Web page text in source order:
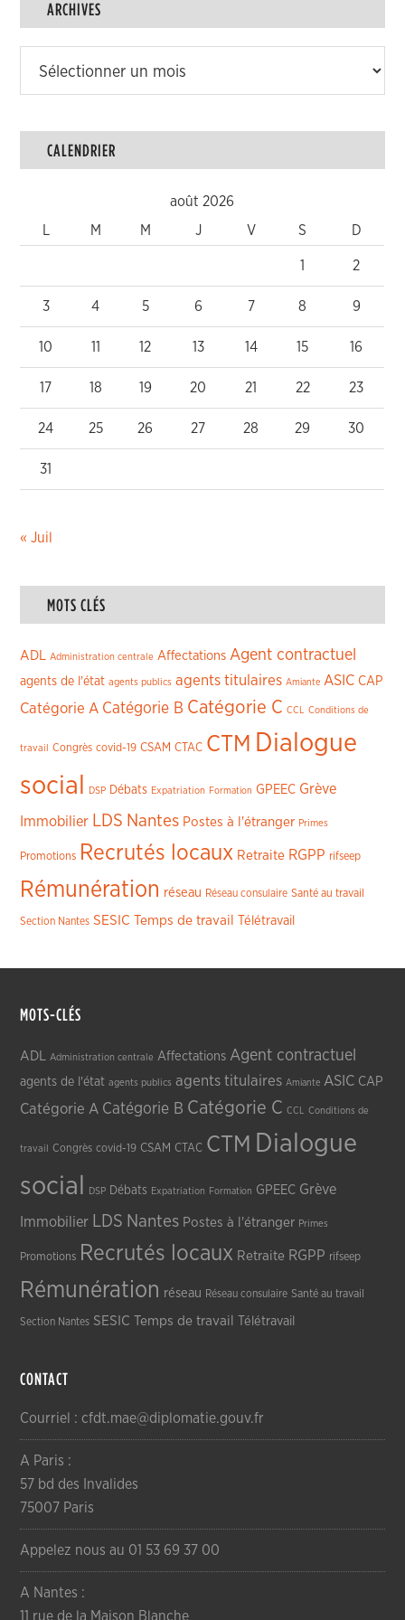
ARCHIVES
CALENDRIER
août 2026
M M J V S D
1 2
3 4 5 6 7 8 9
10 11 12 13 14 15 16
17 18 19 20 21 22 23
24 25 26 27 28 29 30
31
« Juil
MOTS CLÉS
ADL Administration centrale Affectations Agent contractuel
agents de l'état agents publics agents titulaires Amiante ASIC CAP
Catégorie A Catégorie B Catégorie C CCL Conditions de
travail Congrès covid-19 CSAM CTAC CTM Dialogue
social
DSP Débats Expatriation Formation GPEEC Grève
Immobilier LDS Nantes Postes à l'étranger Primes
Promotions Recrutés locaux Retraite RGPP rifseep
Rémunération réseau Réseau consulaire Santé au travail
Section Nantes SESIC Temps de travail Télétravail
MOTS-CLÉS
ADL Administration centrale Affectations Agent contractuel
agents de l'état agents publics agents titulaires Amiante ASIC CAP
Catégorie A Catégorie B Catégorie C CCL Conditions de
travail Congrès covid-19 CSAM CTAC CTM Dialogue
social
DSP Débats Expatriation Formation GPEEC Grève
Immobilier LDS Nantes Postes à l'étranger Primes
Promotions Recrutés locaux Retraite RGPP rifseep
Rémunération réseau Réseau consulaire Santé au travail
Section Nantes SESIC Temps de travail Télétravail
CONTACT
Courriel : cfdt.mae@diplomatie.gouv.fr
A Paris :
57 bd des Invalides
75007 Paris
Appelez nous au 01 53 69 37 00
A Nantes :
11 rue de la Maison Blanche